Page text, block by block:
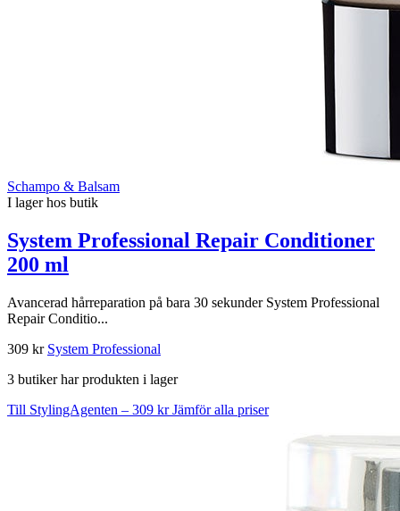
Schampo & Balsam
I lager hos butik
System Professional Repair Conditioner
200 ml
Avancerad hårreparation på bara 30 sekunder System Professional
Repair Conditio...
309 kr System Professional
3 butiker har produkten i lager
Till StylingAgenten – 309 krJämför alla priser